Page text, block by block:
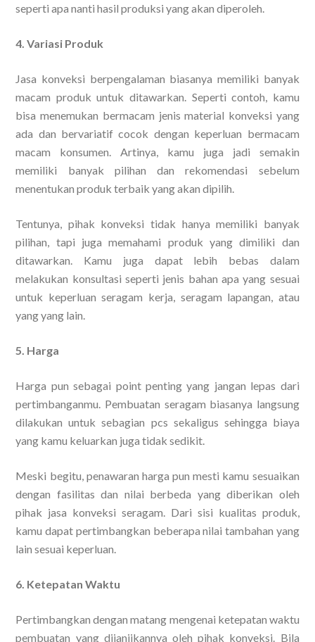
seperti apa nanti hasil produksi yang akan diperoleh.
4. Variasi Produk
Jasa konveksi berpengalaman biasanya memiliki banyak
macam produk untuk ditawarkan. Seperti contoh, kamu
bisa menemukan bermacam jenis material konveksi yang
ada dan bervariatif cocok dengan keperluan bermacam
macam konsumen. Artinya, kamu juga jadi semakin
memiliki banyak pilihan dan rekomendasi sebelum
menentukan produk terbaik yang akan dipilih.
Tentunya, pihak konveksi tidak hanya memiliki banyak
pilihan, tapi juga memahami produk yang dimiliki dan
ditawarkan. Kamu juga dapat lebih bebas dalam
melakukan konsultasi seperti jenis bahan apa yang sesuai
untuk keperluan seragam kerja, seragam lapangan, atau
yang yang lain.
5. Harga
Harga pun sebagai point penting yang jangan lepas dari
pertimbanganmu. Pembuatan seragam biasanya langsung
dilakukan untuk sebagian pcs sekaligus sehingga biaya
yang kamu keluarkan juga tidak sedikit.
Meski begitu, penawaran harga pun mesti kamu sesuaikan
dengan fasilitas dan nilai berbeda yang diberikan oleh
pihak jasa konveksi seragam. Dari sisi kualitas produk,
kamu dapat pertimbangkan beberapa nilai tambahan yang
lain sesuai keperluan.
6. Ketepatan Waktu
Pertimbangkan dengan matang mengenai ketepatan waktu
pembuatan yang dijanjikannya oleh pihak konveksi. Bila